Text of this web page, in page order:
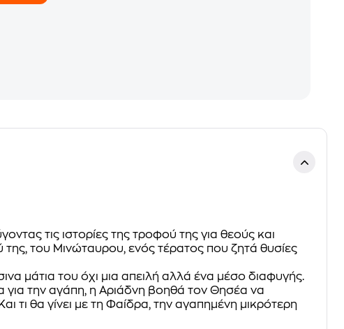
τις ιστορίες της τροφού της για θεούς και
του Μινώταυρου, ενός τέρατος που ζητά θυσίες
μάτια του όχι μια απειλή αλλά ένα μέσο διαφυγής.
για την αγάπη, η Αριάδνη βοηθά τον Θησέα να
θα γίνει με τη Φαίδρα, την αγαπημένη μικρότερη